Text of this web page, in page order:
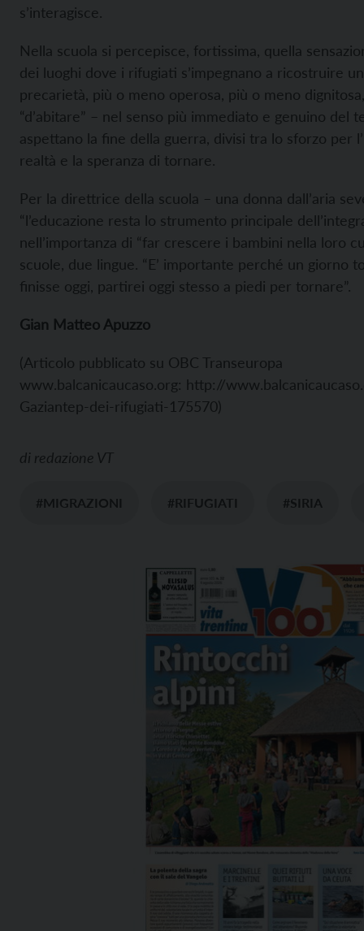
s’interagisce.
Nella scuola si percepisce, fortissima, quella
dei luoghi dove i rifugiati s’impegnano a ricostruire
precarietà, più o meno operosa, più o meno
“d’abitare” – nel senso più immediato e genuino del
aspettano la fine della guerra, divisi tra lo sforzo per
realtà e la speranza di tornare.
Per la direttrice della scuola – una donna dall’aria
“l’educazione resta lo strumento principale
nell’importanza di “far crescere i bambini nella loro
scuole, due lingue. “E’ importante perché un giorno
finisse oggi, partirei oggi stesso a piedi per tornare”.
Gian Matteo Apuzzo
(Articolo pubblicato su OBC Transeuropa
www.balcanicaucaso.org: http://
Gaziantep-dei-rifugiati-175570)
di redazione VT
#MIGRAZIONI #RIFUGIATI #SIRIA